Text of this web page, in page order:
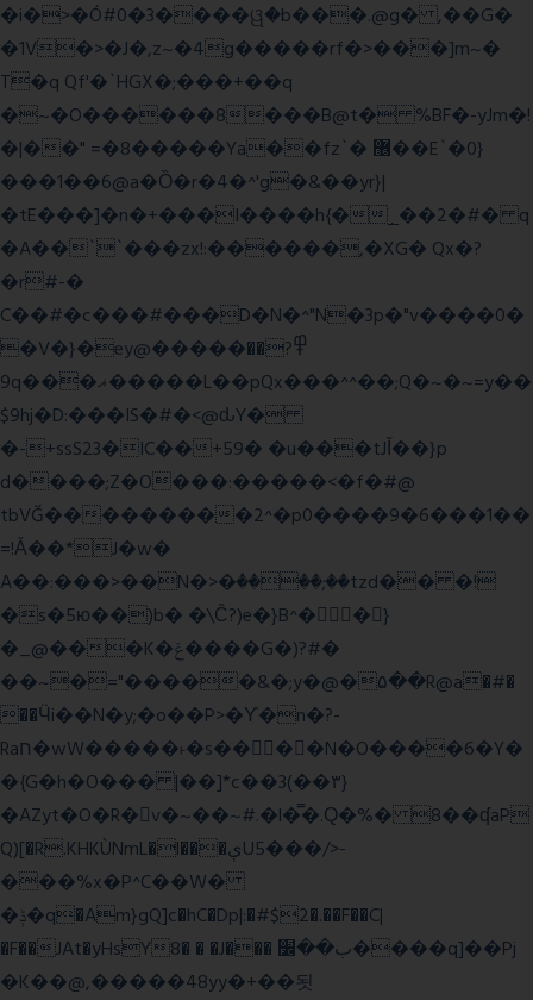
�i�>�Ó#0�3����ୱ�b���.@g� ,��G�
�1V�>�J�,z~�4g�����rf�>���]m~�
T�q Qf'�`HGX�;���+��q
�~�O������8���B@t� %BF�-yJm�!
�|��" =�8�����Ya��fz`� ޶��E`�0}
���1��6@a�Ȍ�r�4�^'g�&��yr}|
�tE���]�n�+���I����h{�_̣��2�#� q
�A��``���zx!:������,�XG� Qx�?
�r#-�
C��#�c���#���D�N�^"N�3p�"v����0�
�V�}�ey@�����߾?��
9q���ޣ�����L��pQx���^^��;Q�~�~=y��
$9hj�D:���IS�#�<@ԃY�
�-+ssS23�IC��+59� �u���tJǏ��}p
d����;Z�O���:�����<�f�#@
tbVĞ���������2^�p0����9�6���1��
=!Ǎ��*J�w�
A��:���>��N�>�ٝ����;��tzd�� �!
�s�5ю��)b� �\Ĉ?)e�}B^��}
�_@���K�ݝ����G�)?#�
��~�="�����&�;y�@�۵��R@a�#�
��Ӵi��N�y;�o��P>�ϒ�n�?­
Raח�wW�����˫�s����N�O����6�Y�
�{G�h�O��� |��]*c��3(��٣}
�AZyt�O�R�v�~��~#.�l�̿�.Ԛ�%� 8��ʠaP
Q)[�R.KHKÙNmL�l���ېU5���/>-
���%x�P^C��W�
�ݙ�q�Am}gQ]c�hC�Dp|:�#$2�.��F��C|
�F��JAt�yHsY8� � �J��� ب��׼����q]��Pj
�K��@,�����48yy�+��됫